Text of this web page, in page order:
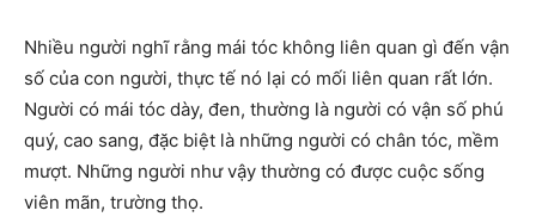
Nhiều người nghĩ rằng mái tóc không liên quan gì đến vận
số của con người, thực tế nó lại có mối liên quan rất lớn.
Người có mái tóc dày, đen, thường là người có vận số phú
quý, cao sang, đặc biệt là những người có chân tóc, mềm
mượt. Những người như vậy thường có được cuộc sống
viên mãn, trường thọ.